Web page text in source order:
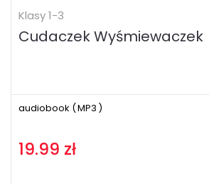
Klasy 1-3
Cudaczek Wyśmiewaczek
audiobook (MP3 )
19.99 zł